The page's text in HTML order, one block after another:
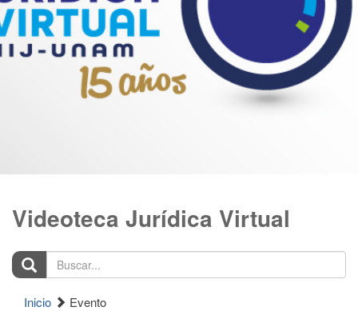
Videoteca Jurídica Virtual
Buscar...
Inicio Evento